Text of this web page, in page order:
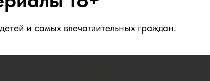
и самых впечатлительных граждан.